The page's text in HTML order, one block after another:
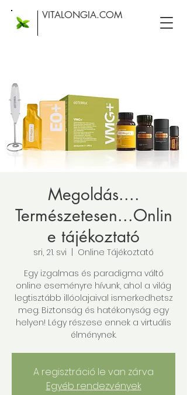
VITALONGIA.COM
Megoldás....
Természetesen...Onlin
e tájékoztató
sri, 21. svi
Online Tájékoztató
Egy izgalmas és paradigma váltó
online eseményre hívunk, ahol a világ
legtisztább illóolajaival ismerkedhetsz
meg. Biztonság és hatékonyság egy
helyen! Légy részese ennek a virtuális
A regisztráció le van zárva
Egyéb rendezvények